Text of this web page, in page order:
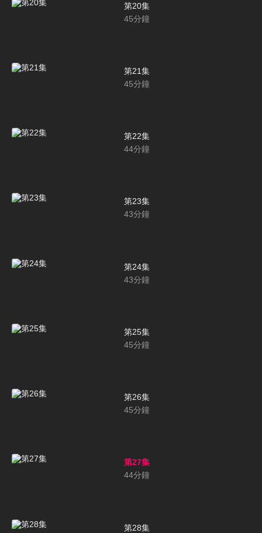
第20集
45分鐘
第21集
45分鐘
第22集
44分鐘
第23集
43分鐘
第24集
43分鐘
第25集
45分鐘
第26集
45分鐘
第27集
44分鐘
第28集